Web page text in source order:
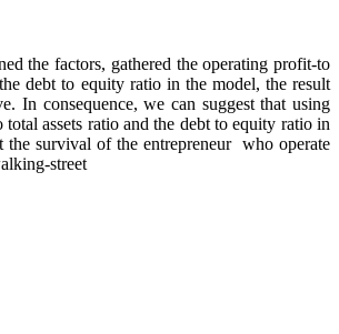
gathered the operating profit-to
debt to equity ratio in the model, the result
In consequence, we can suggest that using
assets ratio and the debt to equity ratio in
the survival of the entrepreneur who operate
street